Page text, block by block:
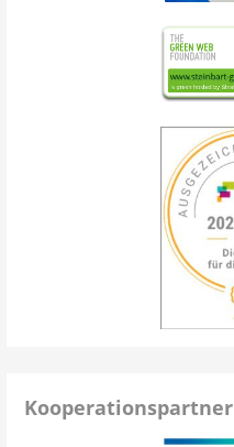
Kooperationspartner